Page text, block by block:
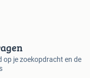
op je zoekopdracht en de